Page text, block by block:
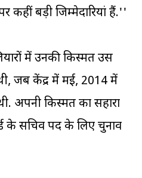
कहीं बड़ी जिम्मेदारियां हैं.''
में उनकी किस्मत उस
जब केंद्र में मई, 2014 में
अपनी किस्मत का सहारा
के सचिव पद के लिए चुनाव